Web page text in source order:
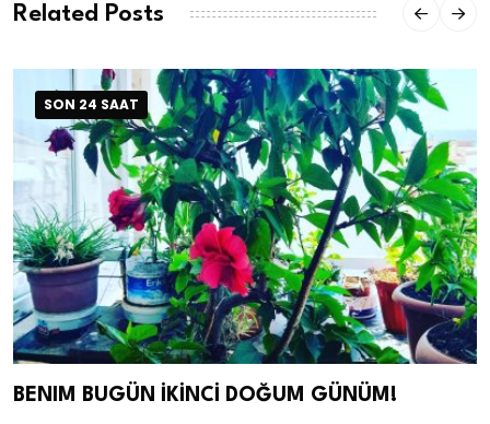
Related Posts
SON 24 SAAT
BENIM BUGÜN İKİNCİ DOĞUM GÜNÜM!